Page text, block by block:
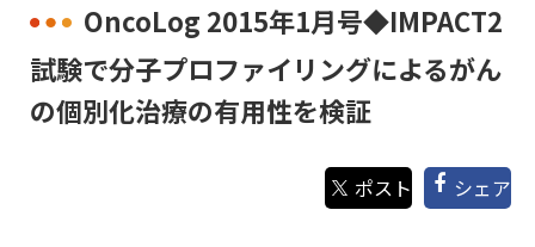
OncoLog 2015年1月号◆IMPACT2
試験で分子プロファイリングによるがん
の個別化治療の有用性を検証
シェア